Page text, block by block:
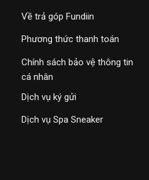
Về trả góp Fundiin
Phương thức thanh toán
Chính sách bảo vệ thông tin
cá nhân
Dịch vụ ký gửi
Dịch vụ Spa Sneaker